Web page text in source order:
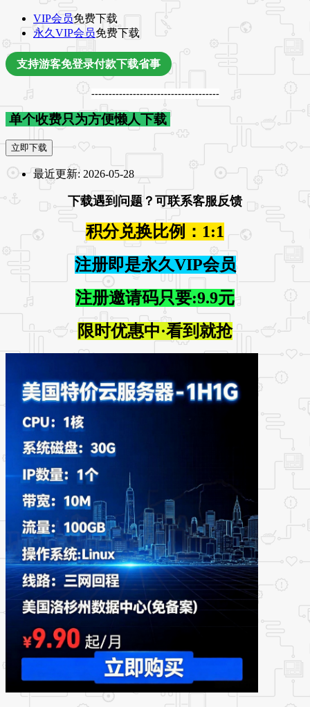
VIP会员免费下载
永久VIP会员免费下载
支持游客免登录付款下载省事
-------------------------------------
单个收费只为方便懒人下载
立即下载
最近更新: 2026-05-28
下载遇到问题？可联系客服反馈
积分兑换比例：1:1
注册即是永久VIP会员
注册邀请码只要:9.9元
限时优惠中·看到就抢